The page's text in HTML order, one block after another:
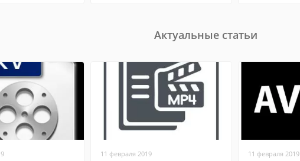
Актуальные статьи
11 февраля 2019 11 февраля 2019